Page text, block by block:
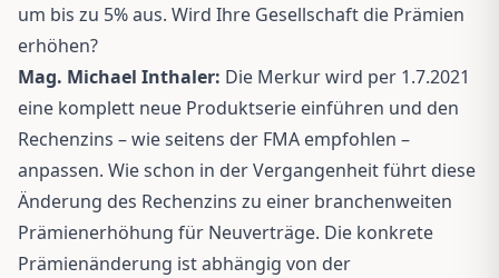
um bis zu 5% aus. Wird Ihre Gesellschaft die Prämien
erhöhen?
Mag. Michael Inthaler: Die Merkur wird per 1.7.2021
eine komplett neue Produktserie einführen und den
Rechenzins – wie seitens der FMA empfohlen –
anpassen. Wie schon in der Vergangenheit führt diese
Änderung des Rechenzins zu einer branchenweiten
Prämienerhöhung für Neuverträge. Die konkrete
Prämienänderung ist abhängig von der